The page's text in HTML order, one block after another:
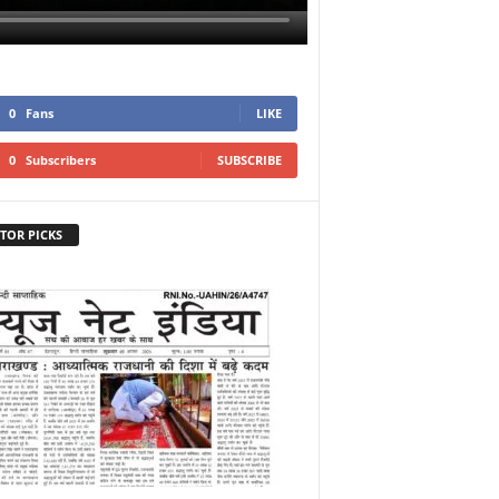
0 Fans LIKE
0 Subscribers SUBSCRIBE
PICKS